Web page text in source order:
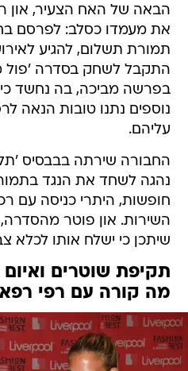
הבאה של האח הצעיר, און
את מעמדו כסלב: לפרסם
תמורת תשלום, להגיע
התקבל לשחק בסדרה 'פול
בפרשה מביכה, בה נחשד כי
נוספים נתנו טובות
עליהם.
החבורה שירתה בבבסיס
נהגה לשחד את הנגד
חופשות, היתרי כניסה עם
השירות. און פוטר
שיתכן כי ישלח אותו לכלא
תקיפת שוטרים
מה קורה עם רפי